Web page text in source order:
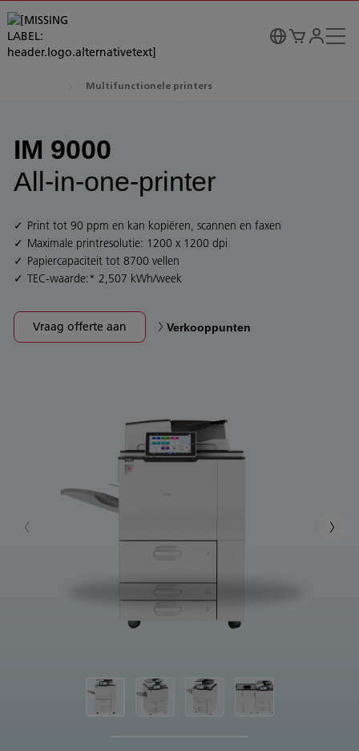
Multifunctionele printers
IM 9000
All-in-one-printer
Print tot 90 ppm en kan kopiëren, scannen en faxen
Maximale printresolutie: 1200 x 1200 dpi
Papiercapaciteit tot 8700 vellen
TEC-waarde:* 2,507 kWh/week
Vraag offerte aan Verkooppunten